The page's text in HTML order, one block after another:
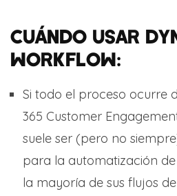
CUÁNDO USAR
WORKFLOW:
Si todo el proceso ocurre
365 Customer
suele ser (pero no
para la automatización
la mayoría de sus flujos